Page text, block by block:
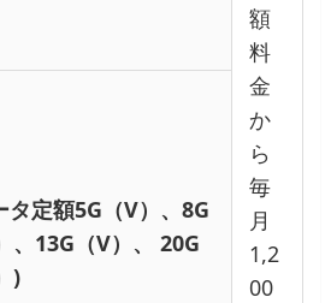
額
料
金
か
ら
毎
月
1,2
00
タ定額5G（V）、8G
、13G（V）、 20G
)